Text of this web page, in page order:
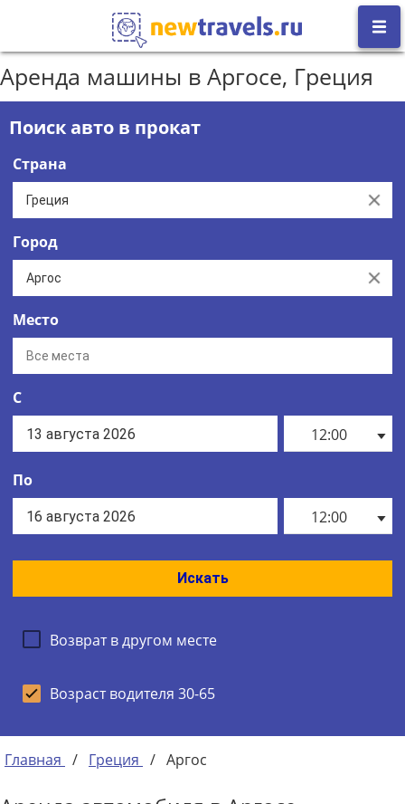
Аренда машины в Аргосе, Греция
Поиск авто в прокат
Страна
Clear
Город
Clear
Место
С
12:00
По
12:00
Искать
Возврат в другом месте
Возраст водителя 30-65
Главная / Греция / Аргос